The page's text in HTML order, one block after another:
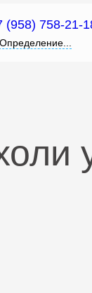
(958) 758-21-
Определение...